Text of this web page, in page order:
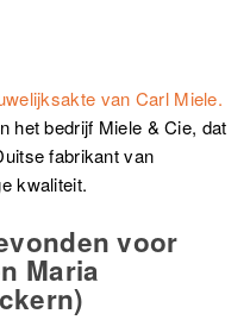
van Carl Miele.
het bedrijf Miele & Cie, dat
fabrikant van
kwaliteit.
voor
Maria